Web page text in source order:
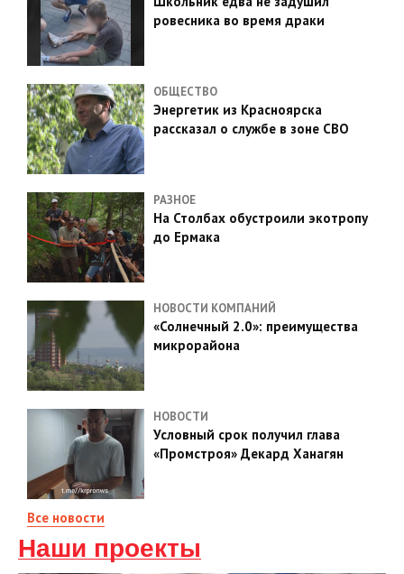
ровесника во время драки
ОБЩЕСТВО
Энергетик из Красноярска
рассказал о службе в зоне СВО
РАЗНОЕ
На Столбах обустроили экотропу
до Ермака
НОВОСТИ КОМПАНИЙ
«Солнечный 2.0»: преимущества
микрорайона
НОВОСТИ
Условный срок получил глава
«Промстроя» Декард Ханагян
Все новости
Наши проекты